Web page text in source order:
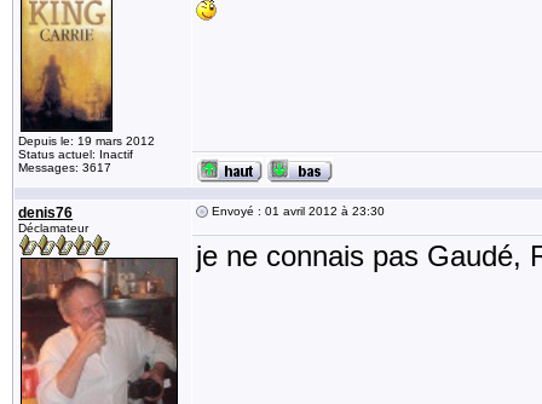
Depuis le: 19 mars 2012
Status actuel: Inactif
Messages: 3617
denis76
Déclamateur
Envoyé : 01 avril 2012 à 23:30
je ne connais pas Gaudé,